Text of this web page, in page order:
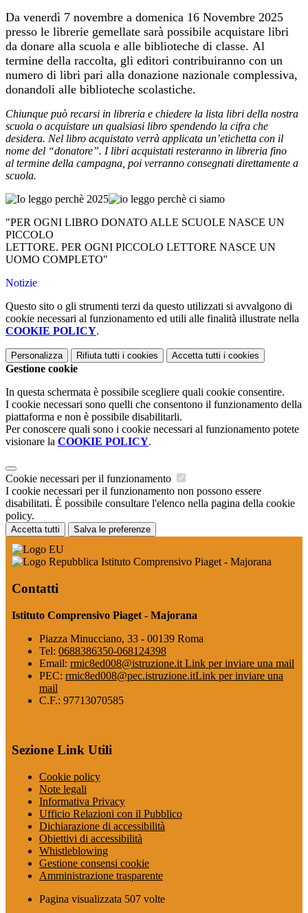
Da venerdì 7 novembre a domenica 16 Novembre 2025
presso le librerie gemellate sarà possibile acquistare libri
da donare alla scuola e alle biblioteche di classe. Al
termine della raccolta, gli editori contribuiranno con un
numero di libri pari alla donazione nazionale complessiva,
donandoli alle biblioteche scolastiche.
Chiunque può recarsi in libreria e chiedere la lista libri della nostra
scuola o acquistare un qualsiasi libro spendendo la cifra che
desidera. Nel libro acquistato verrà applicata un’etichetta con il
nome del “donatore”. I libri acquistati resteranno in libreria fino
al termine della campagna, poi verranno consegnati direttamente a
scuola.
"PER OGNI LIBRO DONATO ALLE SCUOLE NASCE UN
PICCOLO
LETTORE. PER OGNI PICCOLO LETTORE NASCE UN
UOMO COMPLETO"
Notizie
Questo sito o gli strumenti terzi da questo utilizzati si avvalgono di
cookie necessari al funzionamento ed utili alle finalità illustrate nella
COOKIE POLICY.
Personalizza Rifiuta tutti i cookies Accetta tutti i cookies
Gestione cookie
In questa schermata è possibile scegliere quali cookie consentire.
I cookie necessari sono quelli che consentono il funzionamento della
piattaforma e non è possibile disabilitarli.
Per conoscere quali sono i cookie necessari al funzionamento potete
visionare la COOKIE POLICY.
Cookie necessari per il funzionamento
I cookie necessari per il funzionamento non possono essere
disabilitati. È possibile consultare l'elenco nella pagina della cookie
policy.
Accetta tutti Salva le preferenze
Istituto Comprensivo Piaget - Majorana
Contatti
Istituto Comprensivo Piaget - Majorana
Piazza Minucciano, 33 - 00139 Roma
Tel: 0688386350-068124398
Email: rmic8ed008@istruzione.it Link per inviare una mail
PEC: rmic8ed008@pec.istruzione.itLink per inviare una
mail
C.F.: 97713070585
Sezione Link Utili
Cookie policy
Note legali
Informativa Privacy
Ufficio Relazioni con il Pubblico
Dichiarazione di accessibilità
Obiettivi di accessibilità
Whistleblowing
Gestione consensi cookie
Amministrazione trasparente
Pagina visualizzata 507 volte